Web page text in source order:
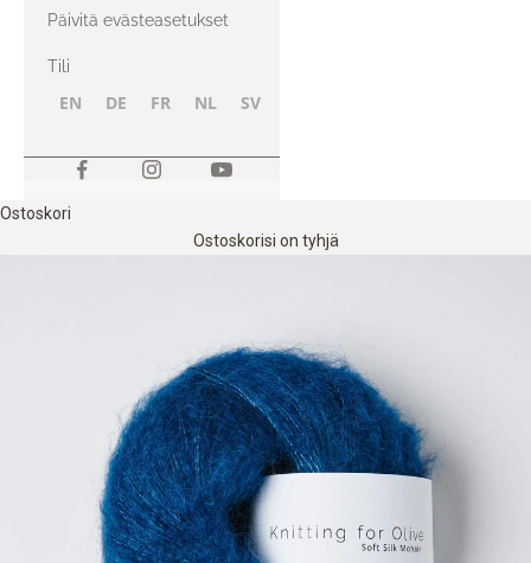
kanssa
Päivitä evästeasetukset
Tili
EN DE FR NL SV
Ostoskori
Ostoskorisi on tyhjä